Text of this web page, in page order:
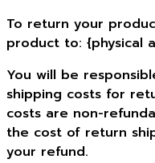
To return your
product to: {physical
You will be
shipping costs for
costs are non-
the cost of return
your refund.